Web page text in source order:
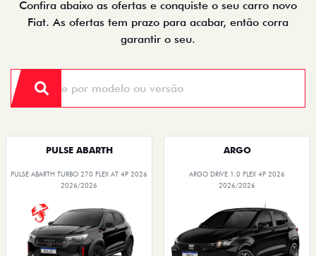
Confira abaixo as ofertas e conquiste o seu carro novo
Fiat. As ofertas tem prazo para acabar, então corra
garantir o seu.
PULSE ABARTH
PULSE ABARTH TURBO 270 FLEX AT 4P 2026
2026/2026
ARGO
ARGO DRIVE 1.0 FLEX 4P 2026
2026/2026